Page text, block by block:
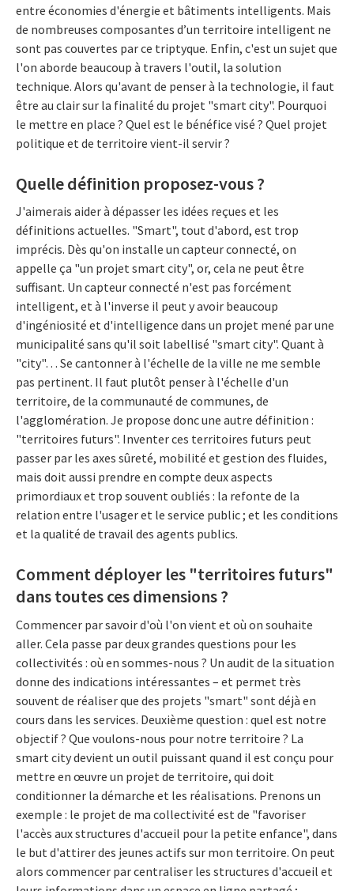
entre économies d'énergie et bâtiments intelligents. Mais
de nombreuses composantes d’un territoire intelligent ne
sont pas couvertes par ce triptyque. Enfin, c'est un sujet que
l'on aborde beaucoup à travers l'outil, la solution
technique. Alors qu'avant de penser à la technologie, il faut
être au clair sur la finalité du projet "smart city". Pourquoi
le mettre en place ? Quel est le bénéfice visé ? Quel projet
politique et de territoire vient-il servir ?
Quelle définition proposez-vous ?
J'aimerais aider à dépasser les idées reçues et les
définitions actuelles. "Smart", tout d'abord, est trop
imprécis. Dès qu'on installe un capteur connecté, on
appelle ça "un projet smart city", or, cela ne peut être
suffisant. Un capteur connecté n'est pas forcément
intelligent, et à l'inverse il peut y avoir beaucoup
d'ingéniosité et d'intelligence dans un projet mené par une
municipalité sans qu'il soit labellisé "smart city". Quant à
"city"… Se cantonner à l'échelle de la ville ne me semble
pas pertinent. Il faut plutôt penser à l'échelle d'un
territoire, de la communauté de communes, de
l'agglomération. Je propose donc une autre définition :
"territoires futurs". Inventer ces territoires futurs peut
passer par les axes sûreté, mobilité et gestion des fluides,
mais doit aussi prendre en compte deux aspects
primordiaux et trop souvent oubliés : la refonte de la
relation entre l'usager et le service public ; et les conditions
et la qualité de travail des agents publics.
Comment déployer les "territoires futurs"
dans toutes ces dimensions ?
Commencer par savoir d'où l'on vient et où on souhaite
aller. Cela passe par deux grandes questions pour les
collectivités : où en sommes-nous ? Un audit de la situation
donne des indications intéressantes – et permet très
souvent de réaliser que des projets "smart" sont déjà en
cours dans les services. Deuxième question : quel est notre
objectif ? Que voulons-nous pour notre territoire ? La
smart city devient un outil puissant quand il est conçu pour
mettre en œuvre un projet de territoire, qui doit
conditionner la démarche et les réalisations. Prenons un
exemple : le projet de ma collectivité est de "favoriser
l'accès aux structures d'accueil pour la petite enfance", dans
le but d'attirer des jeunes actifs sur mon territoire. On peut
alors commencer par centraliser les structures d'accueil et